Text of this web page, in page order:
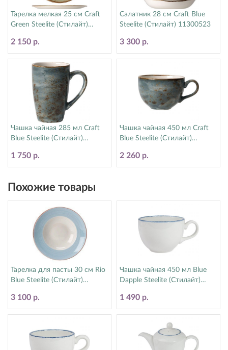
Тарелка мелкая 25 см Craft
Green Steelite (Стилайт)
2 150 р.
Салатник 28 см Craft Blue
Steelite (Стилайт) 11300523
3 300 р.
Чашка чайная 285 мл Craft
Blue Steelite (Стилайт)
1 750 р.
Чашка чайная 450 мл Craft
Blue Steelite (Стилайт)
2 260 р.
Похожие товары
Тарелка для пасты 30 см Rio
Blue Steelite (Стилайт)
3 100 р.
Чашка чайная 450 мл Blue
Dapple Steelite (Стилайт)
1 490 р.